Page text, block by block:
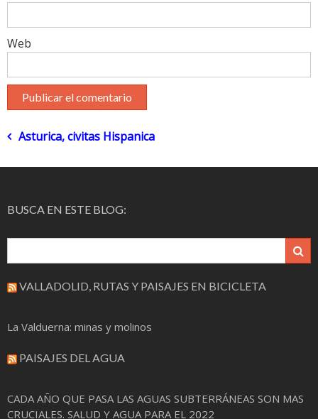
Web
Navegación
de
Asturica, civitas Hispanica
BUSCA EN ESTE BLOG:
VALLADOLID, RUTAS Y PAISAJES EN BICICLETA
La Valduerna: minas y molinos
PAISAJES DEL AGUA
CADA AÑO QUE PASA LAS AGUAS SUBTERRÁNEAS SON MAS
CRUCIALES. SALUD Y AGUA PARA EL 2022